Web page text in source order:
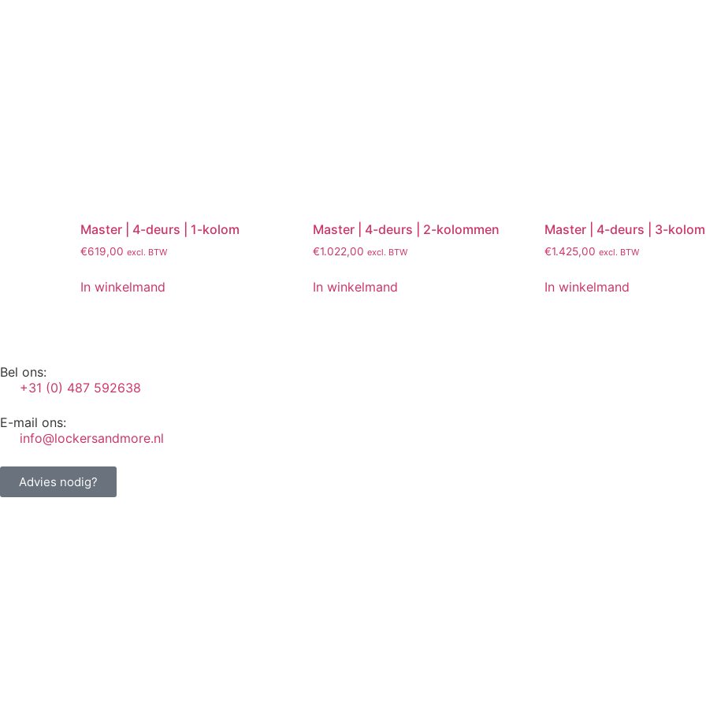
Master | 4-deurs | 1-kolom
€619,00 excl. BTW
In winkelmand
Master | 4-deurs | 2-kolommen
€1.022,00 excl. BTW
In winkelmand
Master | 4-deurs | 3-
€1.425,00 excl. BTW
In winkelmand
Bel ons:
+31 (0) 487 592638
E-mail ons:
info@lockersandmore.nl
Advies nodig?